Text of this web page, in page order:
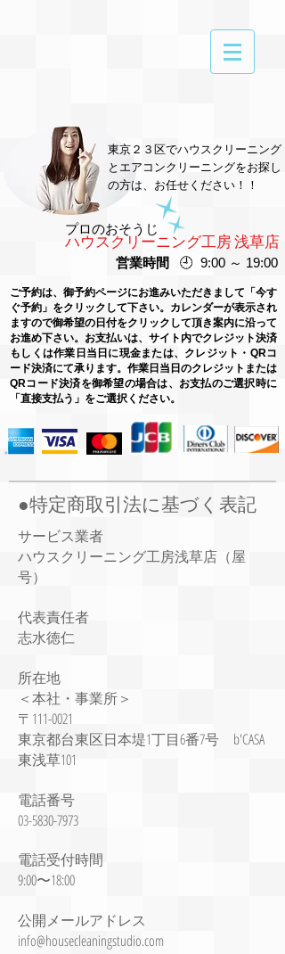
プロのおそうじ
ハウスクリーニング工房 浅草店
東京２３区でハウスクリーニング
とエアコンクリーニングをお探し
の方は、お任せください！！
営業時間 🕘 9:00 ～ 19:00
ご予約は、御予約ページにお進みいただきまして「今す
ぐ予約」をクリックして下さい。カレンダーが表示され
ますので御希望の日付をクリックして頂き案内に沿って
お進め下さい。お支払いは、サイト内でクレジット決済
もしくは作業日当日に現金または、クレジット・QRコ
ード決済にて承ります。作業日当日のクレジットまたは
QRコード決済を御希望の場合は、お支払のご選択時に
「直接支払う」をご選択ください。
​●特定商取引法に基づく表記
サービス業者
ハウスクリーニング工房浅草店（屋
号）
代表責任者
志水徳仁
所在地
＜本社・事業所＞
〒111-0021
東京都台東区日本堤1丁目6番7号 b'CASA
東浅草101
電話番号
03-5830-7973
電話受付時間
9:00〜18:00
公開メールアドレス
info@housecleaningstudio.com